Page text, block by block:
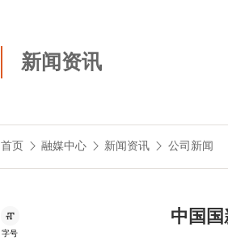
新闻资讯
首页 融媒中心 新闻资讯 公司新闻
中国
字号